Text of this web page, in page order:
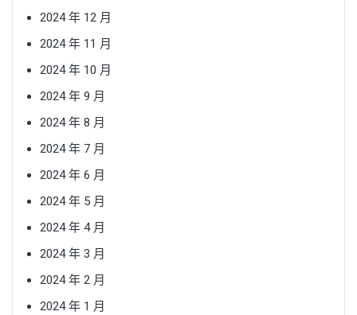
2024 年 12 月
2024 年 11 月
2024 年 10 月
2024 年 9 月
2024 年 8 月
2024 年 7 月
2024 年 6 月
2024 年 5 月
2024 年 4 月
2024 年 3 月
2024 年 2 月
2024 年 1 月